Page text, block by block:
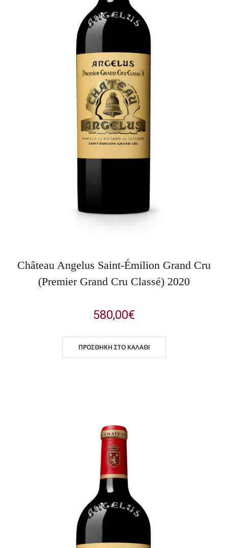
Château Angelus Saint-Émilion Grand Cru
(Premier Grand Cru Classé) 2020
ΠΡΟΣΘΉΚΗ ΣΤΟ ΚΑΛΆΘΙ
580,00€